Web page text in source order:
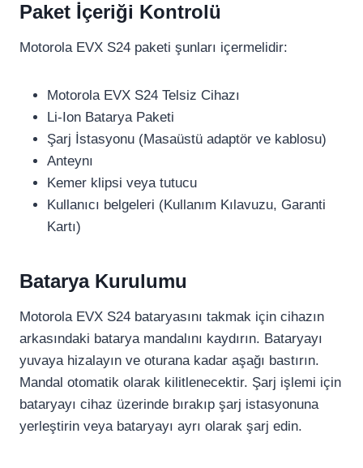
Paket İçeriği Kontrolü
Motorola EVX S24 paketi şunları içermelidir:
Motorola EVX S24 Telsiz Cihazı
Li-Ion Batarya Paketi
Şarj İstasyonu (Masaüstü adaptör ve kablosu)
Anteynı
Kemer klipsi veya tutucu
Kullanıcı belgeleri (Kullanım Kılavuzu, Garanti
Kartı)
Batarya Kurulumu
Motorola EVX S24 bataryasını takmak için cihazın
arkasındaki batarya mandalını kaydırın. Bataryayı
yuvaya hizalayın ve oturana kadar aşağı bastırın.
Mandal otomatik olarak kilitlenecektir. Şarj işlemi için
bataryayı cihaz üzerinde bırakıp şarj istasyonuna
yerleştirin veya bataryayı ayrı olarak şarj edin.